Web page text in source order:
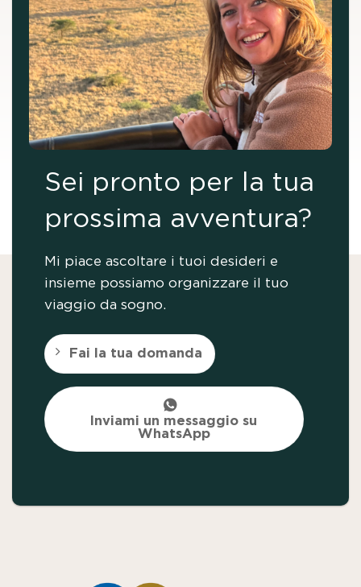
Sei pronto per la tua
prossima avventura?
Mi piace ascoltare i tuoi desideri e
insieme possiamo organizzare il tuo
viaggio da sogno.
Fai la tua domanda
Inviami un messaggio su
WhatsApp